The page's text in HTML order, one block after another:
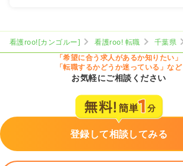
看護roo![カンゴルー] 看護roo! 転職 千葉県
「希望に合う求人があるか知りたい」
「転職するかどうか迷っている」など
お気軽にご相談ください
登録して相談してみる